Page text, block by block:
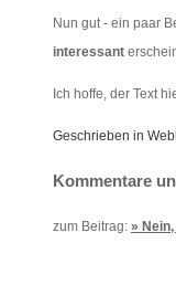
Nun gut - ein paar
interessant
Ich hoffe, der Text
Geschrieben in
Kommentare
zum Beitrag: »